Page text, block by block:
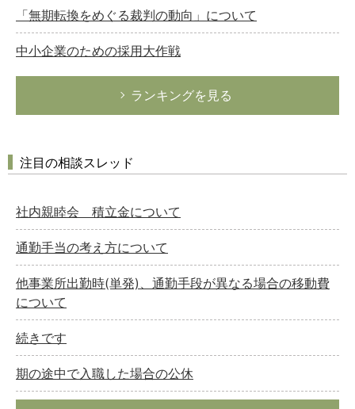
「無期転換をめぐる裁判の動向」について
中小企業のための採用大作戦
ランキングを見る
注目の相談スレッド
社内親睦会 積立金について
通勤手当の考え方について
他事業所出勤時(単発)、通勤手段が異なる場合の移動費
について
続きです
期の途中で入職した場合の公休